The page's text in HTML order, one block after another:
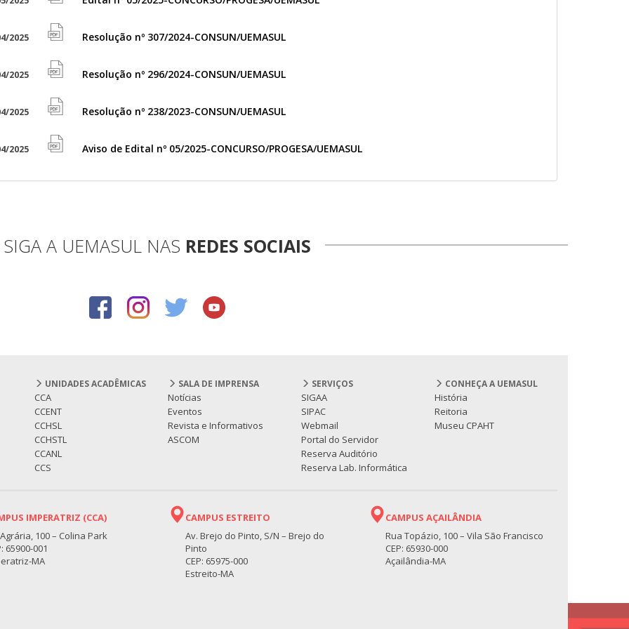
icon
pdf
icon
2025
pdf
icon
Resolução nº 307/2024-CONSUN/UEMASUL
2025
pdf
icon
Resolução nº 296/2024-CONSUN/UEMASUL
2025
pdf
Resolução nº 238/2023-CONSUN/UEMASUL
2025
pdf
Aviso de Edital nº 05/2025-CONCURSO/PROGESA/UEMASUL
SIGA A UEMASUL NAS REDES SOCIAIS
UNIDADES ACADÊMICAS
CCA
CCENT
CCHSL
CCHSTL
CCANL
CCS
SALA DE IMPRENSA
Notícias
Eventos
Revista e Informativos
ASCOM
SERVIÇOS
SIGAA
SIPAC
Webmail
Portal do Servidor
Reserva Auditório
Reserva Lab. Informática
CONHEÇA A UEMASUL
História
Reitoria
Museu CPAHT
IMPERATRIZ (CCA)
100 – Colina Park
65900-001
MA
CAMPUS ESTREITO
Av. Brejo do Pinto, S/N – Brejo do
Pinto
CEP: 65975-000
Estreito-MA
CAMPUS AÇAILÂNDIA
Rua Topázio, 100 – Vila São Francisco
CEP: 65930-000
Açailândia-MA